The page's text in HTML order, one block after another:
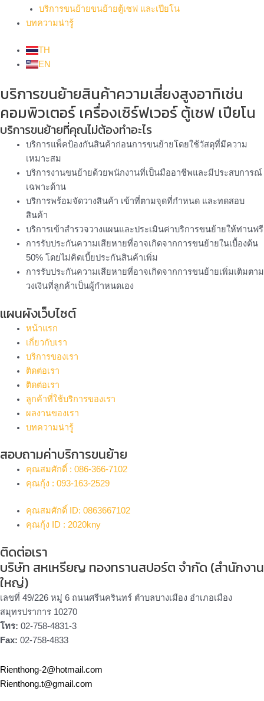
บริการขนย้ายขนย้ายตู้เซฟ และเปียโน
บทความน่ารู้
TH
EN
บริการขนย้ายสินค้าความเสี่ยงสูงอาทิเช่น
คอมพิวเตอร์ เครื่องเซิร์ฟเวอร์ ตู้เซฟ เปียโน
บริการขนย้ายที่คุณไม่ต้องทำอะไร
บริการแพ็คป้องกันสินค้าก่อนการขนย้ายโดยใช้วัสดุที่มีความ
เหมาะสม
บริการงานขนย้ายด้วยพนักงานที่เป็นมืออาชีพและมีประสบการณ์
เฉพาะด้าน
บริการพร้อมจัดวางสินค้า เข้าที่ตามจุดที่กำหนด และทดสอบ
สินค้า
บริการเข้าสำรวจวางแผนและประเมินค่าบริการขนย้ายให้ท่านฟรี
การรับประกันความเสียหายที่อาจเกิดจากการขนย้ายในเบื้องต้น
50% โดยไม่คิดเบี้ยประกันสินค้าเพิ่ม
การรับประกันความเสียหายที่อาจเกิดจากการขนย้ายเพิ่มเติมตาม
วงเงินที่ลูกค้าเป็นผู้กำหนดเอง
แผนผังเว็บไซต์
หน้าแรก
เกี่ยวกับเรา
บริการของเรา
ติดต่อเรา
ติดต่อเรา
ลูกค้าที่ใช้บริการของเรา
ผลงานของเรา
บทความน่ารู้
สอบถามค่าบริการขนย้าย
คุณสมศักดิ์ : 086-366-7102
คุณกุ้ง : 093-163-2529
คุณสมศักดิ์ ID: 0863667102
คุณกุ้ง ID : 2020kny
ติดต่อเรา
บริษัท สหเหรียญ ทองทรานสปอร์ต จำกัด (สำนักงาน
ใหญ่)
เลขที่ 49/226 หมู่ 6 ถนนศรีนครินทร์ ตำบลบางเมือง อำเภอเมือง
สมุทรปราการ 10270
โทร: 02-758-4831-3
Fax: 02-758-4833
Rienthong-2@hotmail.com
Rienthong.t@gmail.com